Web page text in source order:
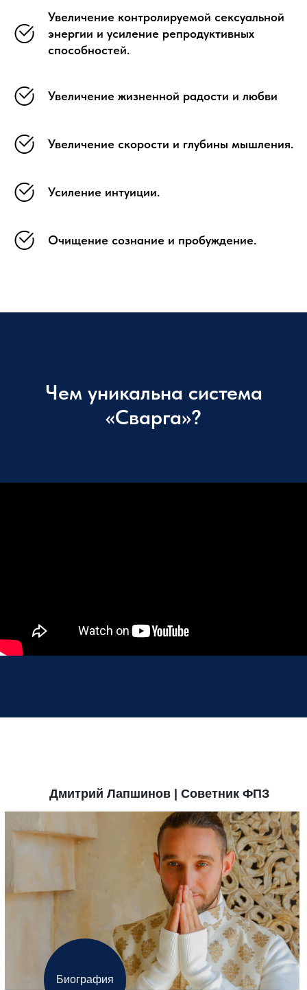
Увеличение контролируемой сексуальной
энергии и усиление репродуктивных
способностей.
Увеличение жизненной радости и любви
Увеличение скорости и глубины мышления.
Усиление интуиции.
Очищение сознание и пробуждение.
Чем уникальна система
«Сварга»?
Дмитрий Лапшинов | Советник ФПЗ
Биография